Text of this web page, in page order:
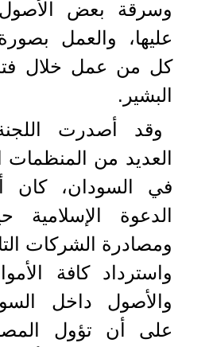
وسرقة بعض الأصول
عليها، والعمل
كل من عمل خلال
البشير.
وقد أصدرت
العديد من المنظمات
في السودان، كان
الدعوة
ومصادرة الشركات
واسترداد كافة
والأصول داخل
على أن تؤول